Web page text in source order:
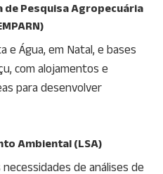
Pesquisa Agropecuária
e Água, em Natal, e bases
com alojamentos e
para desenvolver
Ambiental (LSA)
de análises de